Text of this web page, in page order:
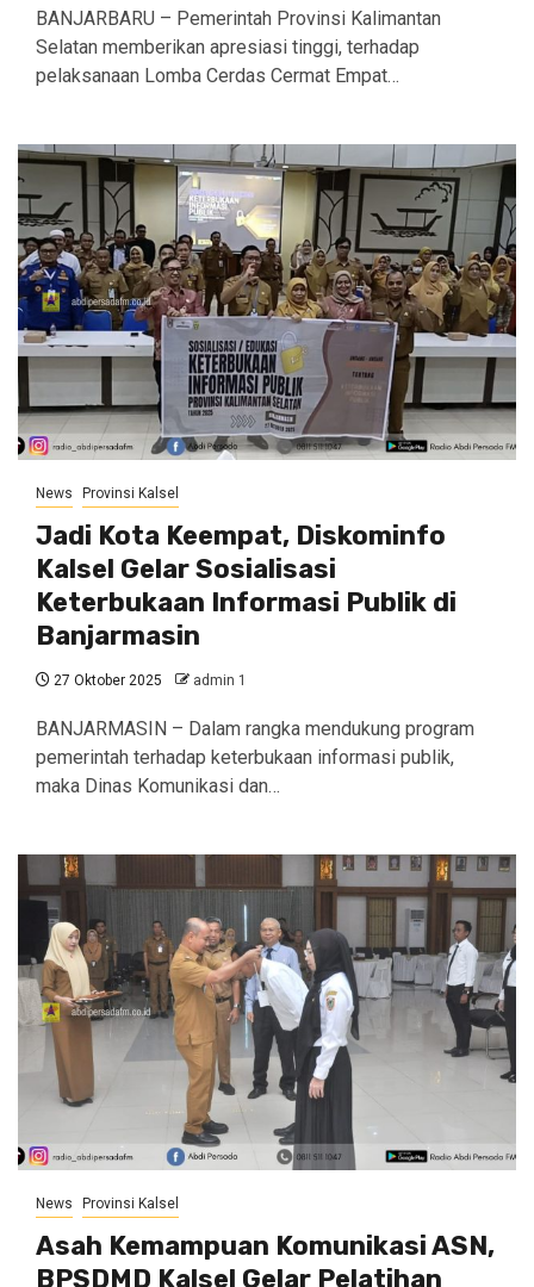
BANJARBARU – Pemerintah Provinsi Kalimantan
Selatan memberikan apresiasi tinggi, terhadap
pelaksanaan Lomba Cerdas Cermat Empat…
News Provinsi Kalsel
Jadi Kota Keempat, Diskominfo
Kalsel Gelar Sosialisasi
Keterbukaan Informasi Publik di
Banjarmasin
27 Oktober 2025 admin 1
BANJARMASIN – Dalam rangka mendukung program
pemerintah terhadap keterbukaan informasi publik,
maka Dinas Komunikasi dan…
News Provinsi Kalsel
Asah Kemampuan Komunikasi ASN,
BPSDMD Kalsel Gelar Pelatihan